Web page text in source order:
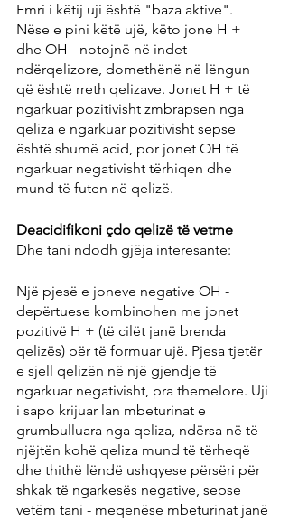
Emri i këtij uji është "baza aktive".
Nëse e pini këtë ujë, këto jone H +
dhe OH - notojnë në indet
ndërqelizore, domethënë në lëngun
që është rreth qelizave. Jonet H + të
ngarkuar pozitivisht zmbrapsen nga
qeliza e ngarkuar pozitivisht sepse
është shumë acid, por jonet OH të
ngarkuar negativisht tërhiqen dhe
mund të futen në qelizë.
Deacidifikoni çdo qelizë të vetme
Dhe tani ndodh gjëja interesante:
Një pjesë e joneve negative OH -
depërtuese kombinohen me jonet
pozitivë H + (të cilët janë brenda
qelizës) për të formuar ujë. Pjesa tjetër
e sjell qelizën në një gjendje të
ngarkuar negativisht, pra themelore. Uji
i sapo krijuar lan mbeturinat e
grumbulluara nga qeliza, ndërsa në të
njëjtën kohë qeliza mund të tërheqë
dhe thithë lëndë ushqyese përsëri për
shkak të ngarkesës negative, sepse
vetëm tani - meqenëse mbeturinat janë